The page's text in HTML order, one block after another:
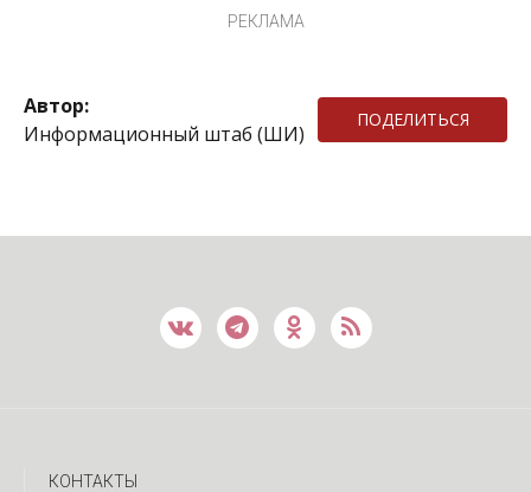
РЕКЛАМА
Автор:
Информационный штаб (ШИ)
ПОДЕЛИТЬСЯ
КОНТАКТЫ